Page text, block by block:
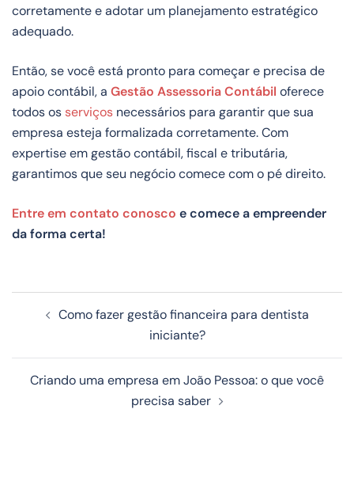
corretamente e adotar um planejamento estratégico
adequado.
Então, se você está pronto para começar e precisa de
apoio contábil, a Gestão Assessoria Contábil oferece
todos os serviços necessários para garantir que sua
empresa esteja formalizada corretamente. Com
expertise em gestão contábil, fiscal e tributária,
garantimos que seu negócio comece com o pé direito.
Entre em contato conosco e comece a empreender
da forma certa!
Como fazer gestão financeira para dentista
iniciante?
Criando uma empresa em João Pessoa: o que você
precisa saber